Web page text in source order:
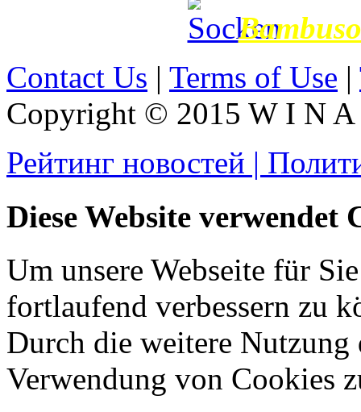
Contact Us | Terms of Use |
Copyright © 2015 W I N
Рейтинг новостей |
Diese Website verwendet
Um unsere Webseite für
fortlaufend verbessern zu
Durch die weitere Nutzung
Verwendung von Cookies